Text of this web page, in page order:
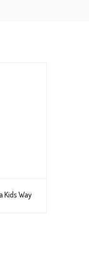
Kids Way